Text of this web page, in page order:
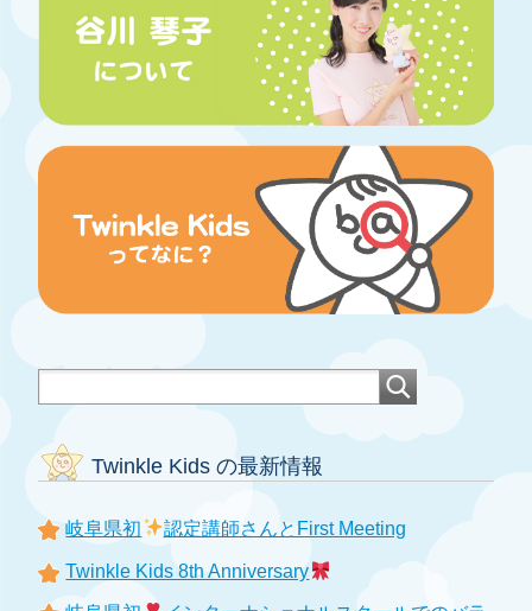
Twinkle Kids の最新情報
岐阜県初 認定講師さんとFirst Meeting
Twinkle Kids 8th Anniversary